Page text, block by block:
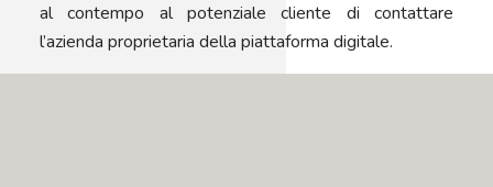
al contempo al potenziale cliente di contattare
l’azienda proprietaria della piattaforma digitale.